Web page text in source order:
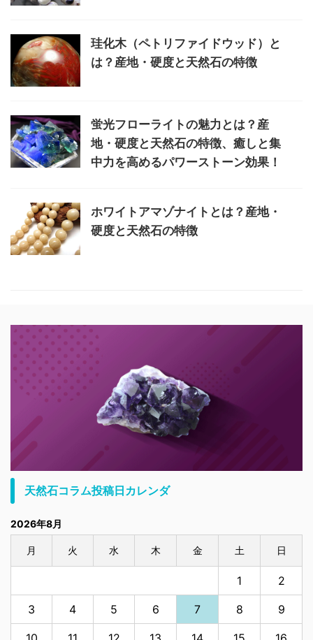
珪化木（ペトリファイドウッド）と
は？産地・硬度と天然石の特徴
蛍光フローライトの魅力とは？産
地・硬度と天然石の特徴、癒しと集
中力を高めるパワーストーン効果！
ホワイトアマゾナイトとは？産地・
硬度と天然石の特徴
天然石コラム投稿日カレンダ
2026年8月
月 火 水 木 金 土 日
1 2
3 4 5 6 7 8 9